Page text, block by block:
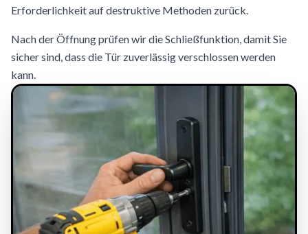
Erforderlichkeit auf destruktive Methoden zurück.
Nach der Öffnung prüfen wir die Schließfunktion, damit Sie
sicher sind, dass die Tür zuverlässig verschlossen werden
kann.